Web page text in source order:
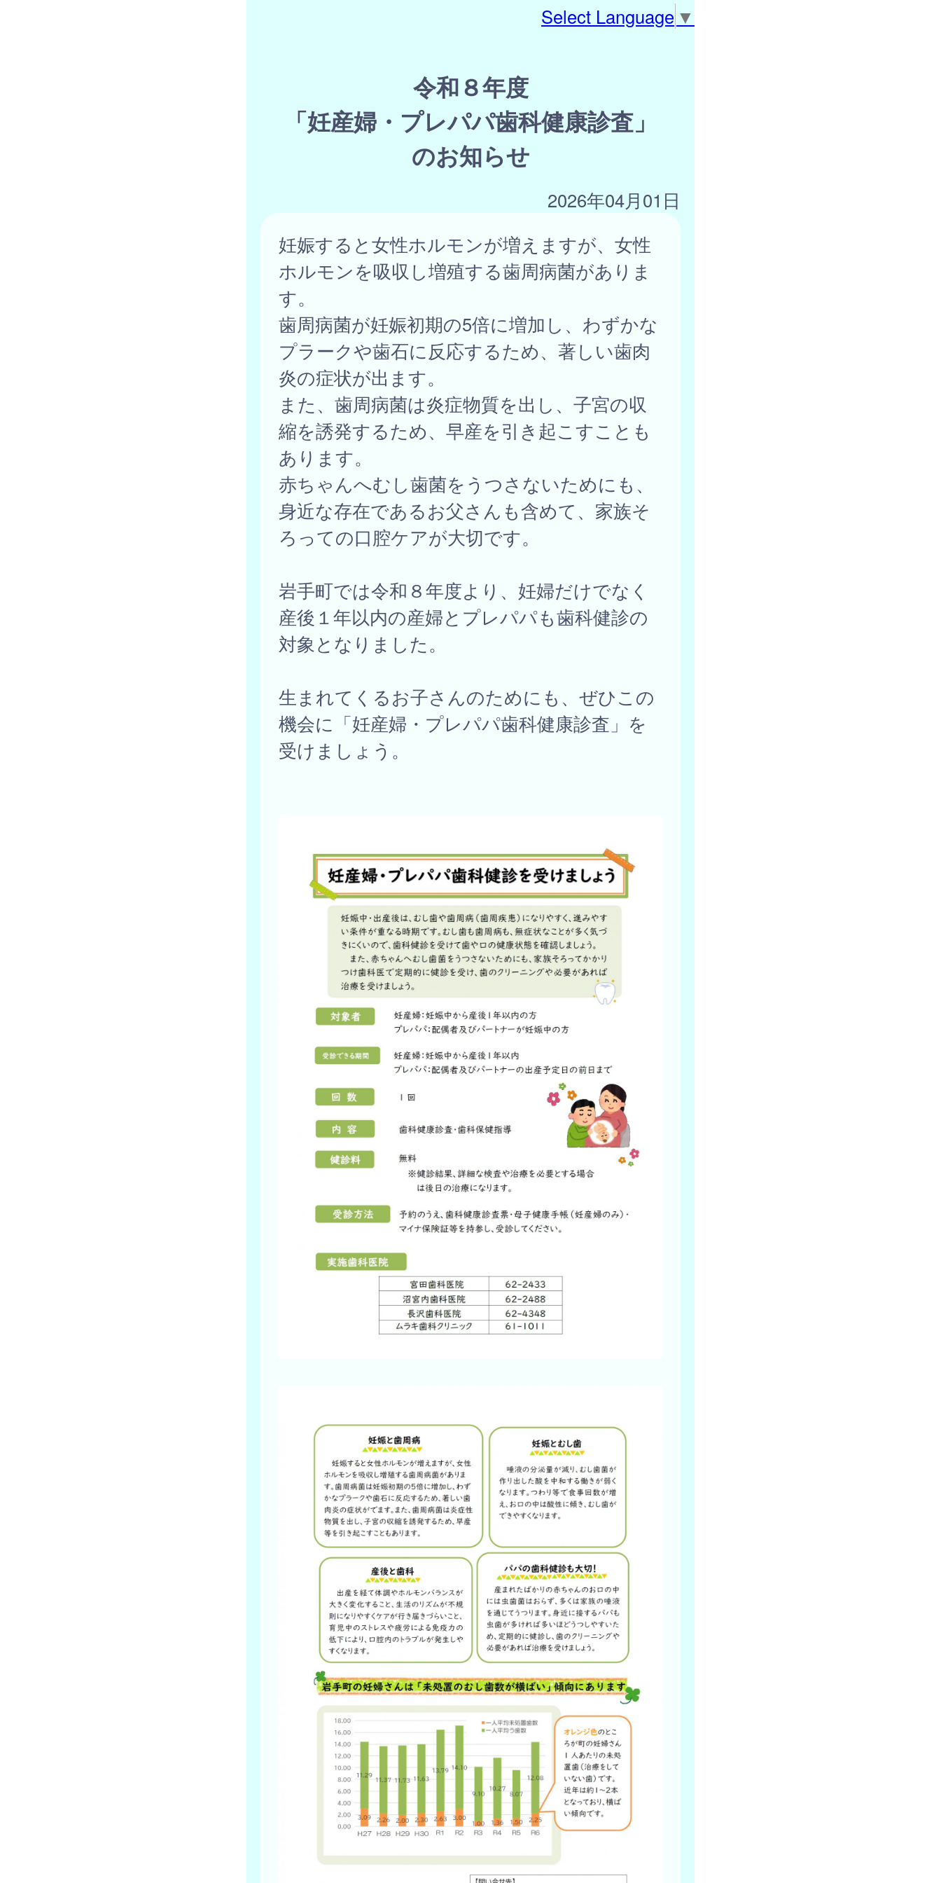
Select Language ▼
令和８年度
「妊産婦・プレパパ歯科健康診査」
のお知らせ
2026年04月01日
妊娠すると女性ホルモンが増えますが、女性
ホルモンを吸収し増殖する歯周病菌がありま
す。
歯周病菌が妊娠初期の5倍に増加し、わずかな
プラークや歯石に反応するため、著しい歯肉
炎の症状が出ます。
また、歯周病菌は炎症物質を出し、子宮の収
縮を誘発するため、早産を引き起こすことも
あります。
赤ちゃんへむし歯菌をうつさないためにも、
身近な存在であるお父さんも含めて、家族そ
ろっての口腔ケアが大切です。
岩手町では令和８年度より、妊婦だけでなく
産後１年以内の産婦とプレパパも歯科健診の
対象となりました。
生まれてくるお子さんのためにも、ぜひこの
機会に「妊産婦・プレパパ歯科健康診査」を
受けましょう。